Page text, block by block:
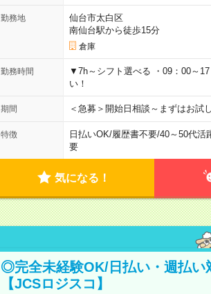
勤務地
仙台市太白区
南仙台駅から徒歩15分
倉庫
勤務時間
▼7h～シフト選べる ・09：00～
い！
期間 ＜急募＞開始日相談～まずはお
特徴 日払いOK/履歴書不要/40～50代活
要
気になる！
◎完全未経験OK/日払い・週払い
【JCSロジスコ】